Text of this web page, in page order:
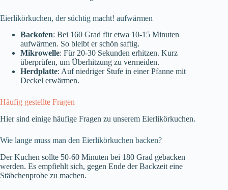
Eierlikörkuchen, der süchtig macht! aufwärmen
Backofen: Bei 160 Grad für etwa 10-15 Minuten
aufwärmen. So bleibt er schön saftig.
Mikrowelle: Für 20-30 Sekunden erhitzen. Kurz
überprüfen, um Überhitzung zu vermeiden.
Herdplatte: Auf niedriger Stufe in einer Pfanne mit
Deckel erwärmen.
Häufig gestellte Fragen
Hier sind einige häufige Fragen zu unserem Eierlikörkuchen.
Wie lange muss man den Eierlikörkuchen backen?
Der Kuchen sollte 50-60 Minuten bei 180 Grad gebacken
werden. Es empfiehlt sich, gegen Ende der Backzeit eine
Stäbchenprobe zu machen.